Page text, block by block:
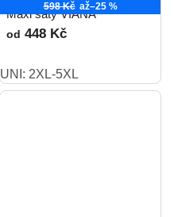
598 Kč až–25 %
Maxi šaty VIANA
od 448 Kč
UNI: 2XL-5XL